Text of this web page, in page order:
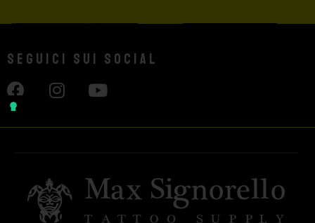
Seguici sui social